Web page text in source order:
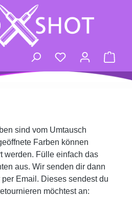
Du hast 0
sind vom Umtausch
Farben können
werden. Fülle einfach das
aus. Wir senden dir dann
Email. Dieses sendest du
möchtest an: